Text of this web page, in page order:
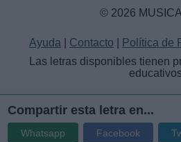
© 2026
Ayuda Contacto
Política de
Las letras disponibles tienen
Compartir esta letra en...
Whatsapp Facebook